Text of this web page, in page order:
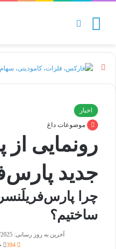
منو
اخبار
موضوعات داغ
رونمایی از
جدید
چرا پارس‌فریلَنسر
ساختیم؟
آخرین به روز رسانی: 15/10/2025
س
ت